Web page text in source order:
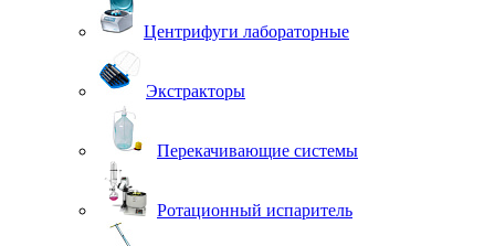
Центрифуги лабораторные
Экстракторы
Перекачивающие системы
Ротационный испаритель